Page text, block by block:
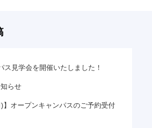
ス見学会を開催いたしました！
らせ
)】オープンキャンパスのご予約受付